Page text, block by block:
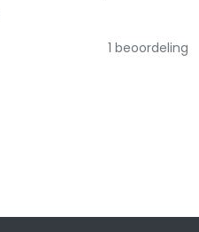
1 beoordeling